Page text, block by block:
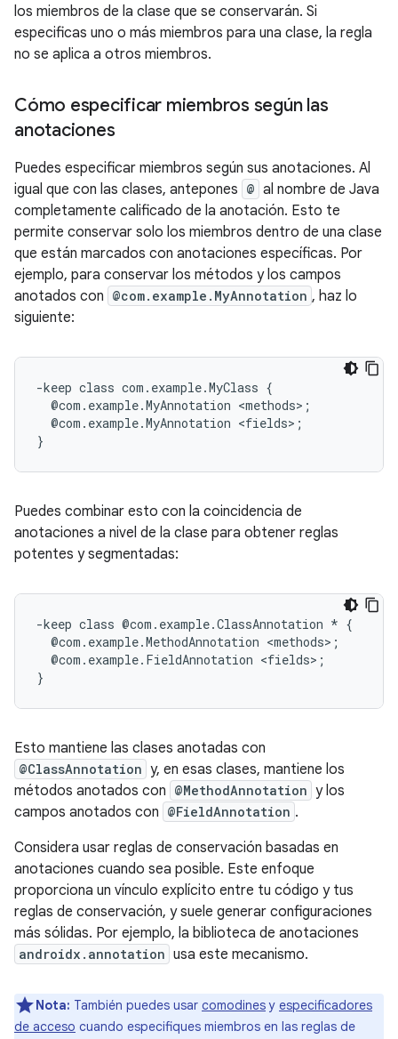
los miembros de la clase que se conservarán. Si
especificas uno o más miembros para una clase, la regla
no se aplica a otros miembros.
Cómo especificar miembros según las
anotaciones
Puedes especificar miembros según sus anotaciones. Al
igual que con las clases, antepones @ al nombre de Java
completamente calificado de la anotación. Esto te
permite conservar solo los miembros dentro de una clase
que están marcados con anotaciones específicas. Por
ejemplo, para conservar los métodos y los campos
anotados con @com.example.MyAnnotation , haz lo
siguiente:
-keep class com.example.MyClass {
  @com.example.MyAnnotation <methods>;
  @com.example.MyAnnotation <fields>;
Puedes combinar esto con la coincidencia de
anotaciones a nivel de la clase para obtener reglas
potentes y segmentadas:
-keep class @com.example.ClassAnnotation * {
  @com.example.MethodAnnotation <methods>;
  @com.example.FieldAnnotation <fields>;
Esto mantiene las clases anotadas con
@ClassAnnotation y, en esas clases, mantiene los
métodos anotados con @MethodAnnotation y los
campos anotados con @FieldAnnotation .
Considera usar reglas de conservación basadas en
anotaciones cuando sea posible. Este enfoque
proporciona un vínculo explícito entre tu código y tus
reglas de conservación, y suele generar configuraciones
más sólidas. Por ejemplo, la biblioteca de anotaciones
androidx.annotation usa este mecanismo.
Nota: También puedes usar comodinesy especificadores
de acceso cuando especifiques miembros en las reglas de